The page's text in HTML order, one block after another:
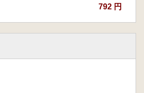
群と色麻古墳群―横穴式石室
広和
群集墳造営の画期とその歴
光彦
792 円